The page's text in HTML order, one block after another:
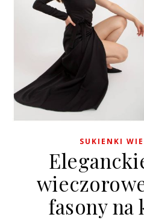
SUKIENKI
fasony na